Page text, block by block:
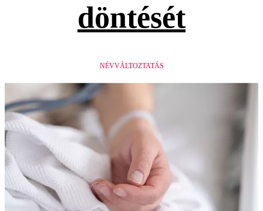
döntését
NÉVVÁLTOZTATÁS